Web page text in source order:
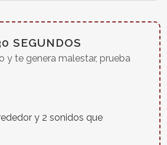
SEGUNDOS
y te genera malestar, prueba
y 2 sonidos que